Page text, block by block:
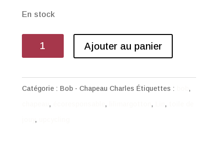
En stock
quantité
de
coton
marron
Ajouter au panier
Catégorie : Bob - Chapeau Charles Étiquettes :
,
, , , ,
,